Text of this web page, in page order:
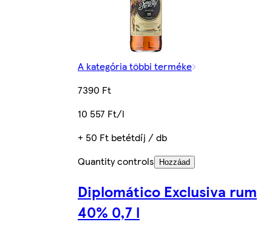
A kategória többi terméke
7390 Ft
10 557 Ft/l
+ 50 Ft betétdíj / db
Quantity controls
Hozzáad
Diplomático Exclusiva rum
40% 0,7 l